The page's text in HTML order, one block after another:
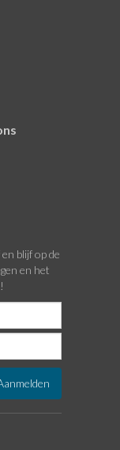
blijf op de
en het